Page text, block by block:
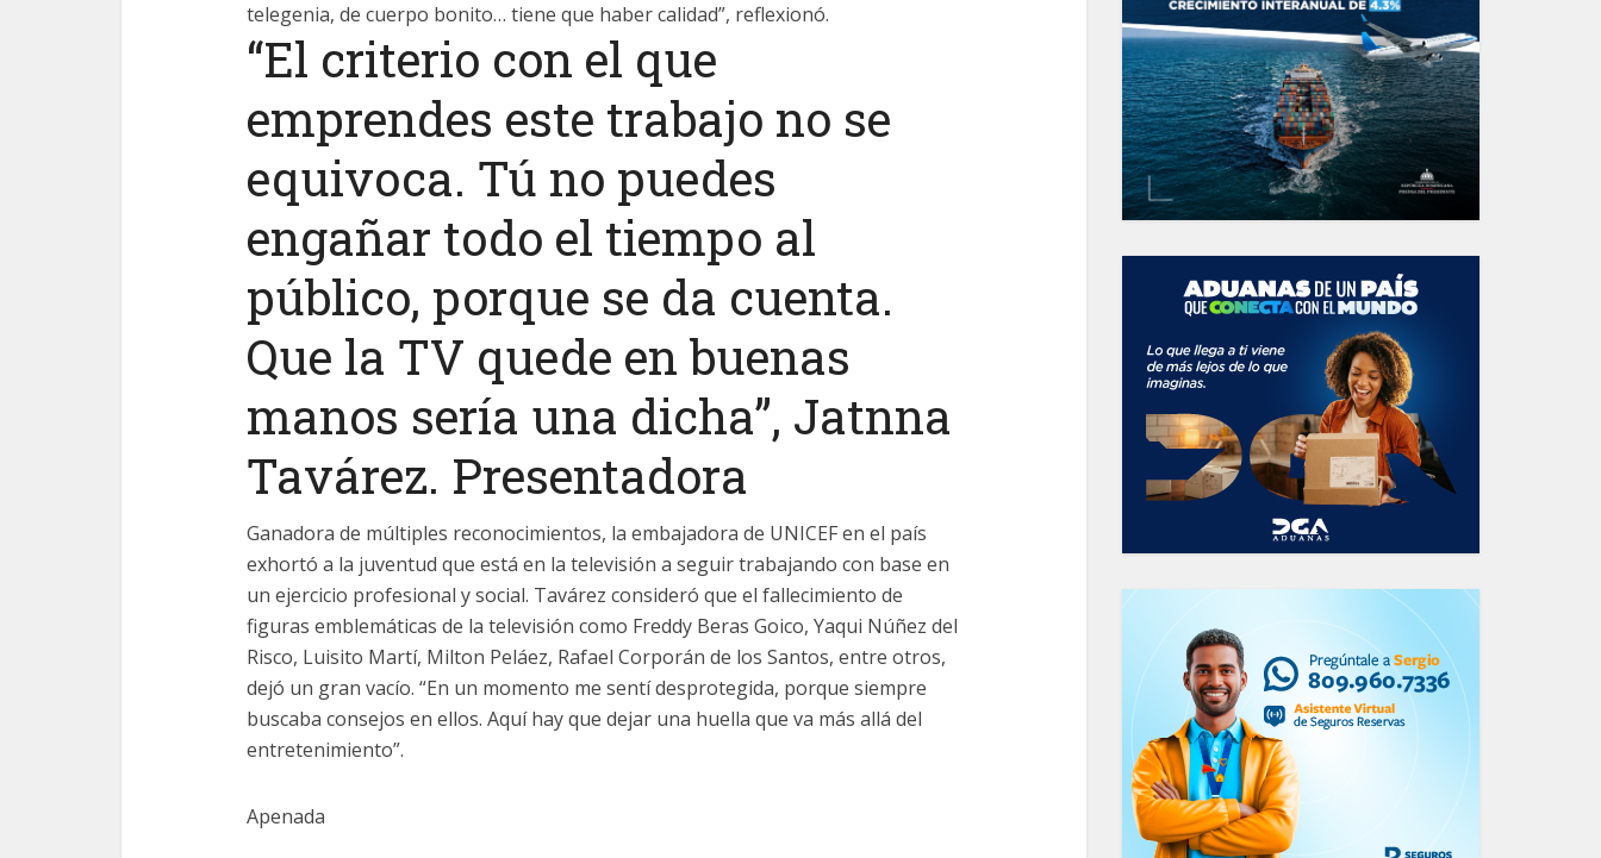
telegenia, de cuerpo bonito… tiene que haber calidad”, reflexionó.
“El criterio con el que
emprendes este trabajo no se
equivoca. Tú no puedes
engañar todo el tiempo al
público, porque se da cuenta.
Que la TV quede en buenas
manos sería una dicha”, Jatnna
Tavárez. Presentadora
Ganadora de múltiples reconocimientos, la embajadora de UNICEF en el país
exhortó a la juventud que está en la televisión a seguir trabajando con base en
un ejercicio profesional y social. Tavárez consideró que el fallecimiento de
figuras emblemáticas de la televisión como Freddy Beras Goico, Yaqui Núñez del
Risco, Luisito Martí, Milton Peláez, Rafael Corporán de los Santos, entre otros,
dejó un gran vacío. “En un momento me sentí desprotegida, porque siempre
buscaba consejos en ellos. Aquí hay que dejar una huella que va más allá del
entretenimiento”.
Apenada